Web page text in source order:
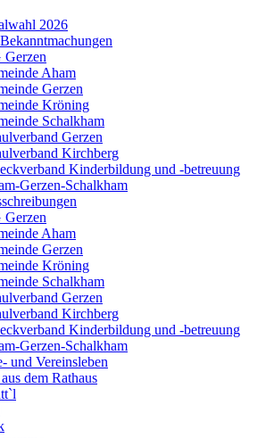
2026
Gerzen
Aham
Gerzen
Kröning
Schalkham
Gerzen
Kirchberg
Kinderbildung und -betreuung
Gerzen-Schalkham
Gerzen
Aham
Gerzen
Kröning
Schalkham
Gerzen
Kirchberg
Kinderbildung und -betreuung
Gerzen-Schalkham
und Vereinsleben
dem Rathaus